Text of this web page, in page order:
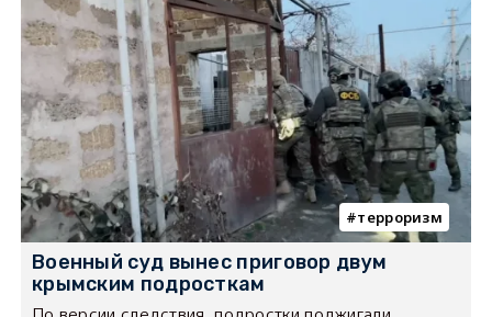
терроризм
Военный суд вынес приговор двум
крымским подросткам